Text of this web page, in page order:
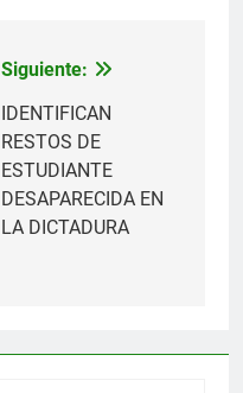
Siguiente:
IDENTIFICAN
RESTOS DE
ESTUDIANTE
DESAPARECIDA EN
LA DICTADURA